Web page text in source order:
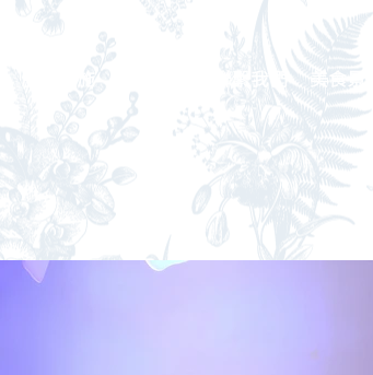
服務設施 聯繫我們 美食景點